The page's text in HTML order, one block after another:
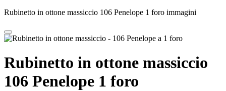
Rubinetto in ottone massiccio 106 Penelope 1 foro immagini
Rubinetto in ottone massiccio
106 Penelope 1 foro